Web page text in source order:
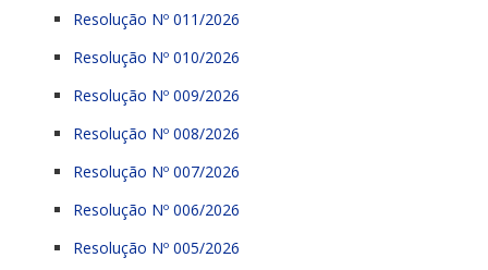
Resolução Nº 011/2026
Resolução Nº 010/2026
Resolução Nº 009/2026
Resolução Nº 008/2026
Resolução Nº 007/2026
Resolução Nº 006/2026
Resolução Nº 005/2026